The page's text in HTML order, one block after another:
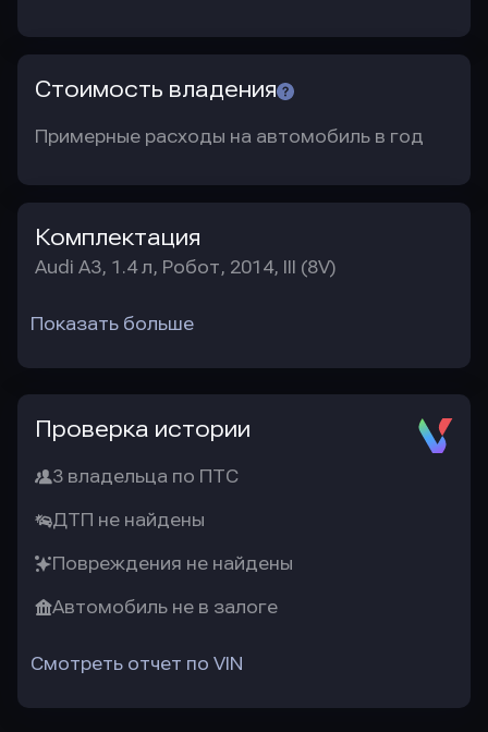
Стоимость владения
Примерные расходы на автомобиль в год
Комплектация
Audi A3, 1.4 л, Робот, 2014, III (8V)
Показать больше
Проверка истории
3 владельца по ПТС
ДТП не найдены
Повреждения не найдены
Автомобиль не в залоге
Смотреть отчет по VIN